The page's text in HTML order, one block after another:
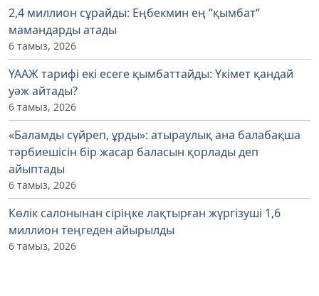
2,4 миллион сұрайды: Еңбекмин ең “қымбат“
мамандарды атады
6 тамыз, 2026
ҮААЖ тарифі екі есеге қымбаттайды: Үкімет қандай
уәж айтады?
6 тамыз, 2026
«Баламды сүйреп, ұрды»: атыраулық ана балабақша
тәрбиешісін бір жасар баласын қорлады деп
айыптады
6 тамыз, 2026
Көлік салонынан сіріңке лақтырған жүргізуші 1,6
миллион теңгеден айырылды
6 тамыз, 2026